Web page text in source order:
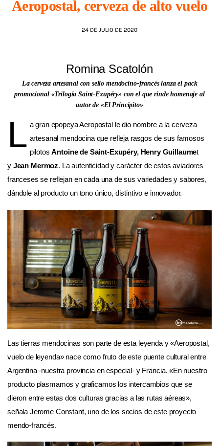
Aeropostal, cerveza de alto vuelo
24 DE JULIO DE 2020
Romina Scatolón
La cerveza artesanal con sello mendocino-francés lanza el pack
promocional «Trilogía Saint-Exupéry» con el que rinde homenaje al
autor de «El Principito»
L a gran epopeya Aeropostal le dio nombre a la cerveza
artesanal mendocina que refleja rasgos de sus famosos
pilotosAntoine de Saint-Exupéry, Henry Guillaumet
y Jean Mermoz. La autenticidad y carácter de estos aviadores
franceses se reflejan en cada una de sus variedades y sabores,
dándole al producto un tono único, distintivo e innovador.
Las tierras mendocinas son parte de esta leyenda y «Aeropostal,
vuelo de leyenda» nace como fruto de este puente cultural entre
Argentina -nuestra provincia en especial- y Francia. «En nuestro
producto plasmamos y graficamos los intercambios que se
dieron entre estas dos culturas gracias a las rutas aéreas»,
señala Jerome Constant, uno de los socios de este proyecto
mendo-francés.